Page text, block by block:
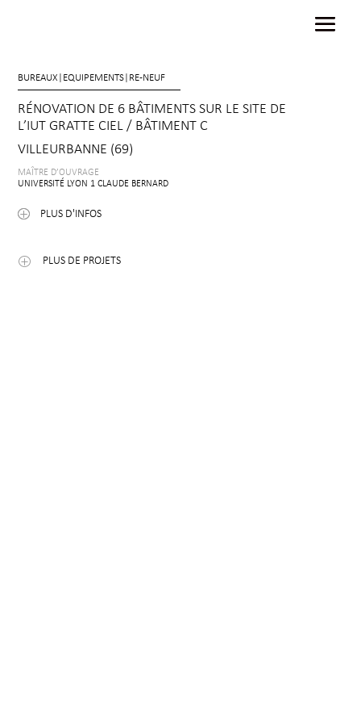
BUREAUX EQUIPEMENTS RE-NEUF
RÉNOVATION DE 6 BÂTIMENTS SUR LE SITE DE
L’IUT GRATTE CIEL / BÂTIMENT C
VILLEURBANNE (69)
MAÎTRE D’OUVRAGE
UNIVERSITÉ LYON 1 CLAUDE BERNARD
PLUS D'INFOS
P PLUS DE PROJETS